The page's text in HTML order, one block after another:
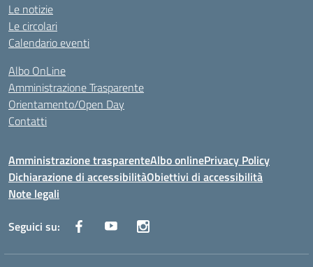
Le notizie
Le circolari
Calendario eventi
Albo OnLine
Amministrazione Trasparente
Orientamento/Open Day
Contatti
Amministrazione trasparenteAlbo onlinePrivacy Policy
Dichiarazione di accessibilitàObiettivi di accessibilità
Note legali
Seguici su: